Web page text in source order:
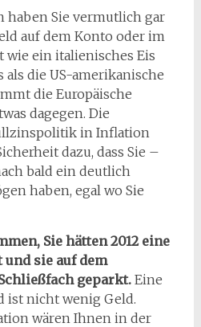
Sie vermutlich gar
auf dem Konto oder im
wie ein italienisches Eis
als die US-amerikanische
die Europäische
dagegen. Die
in Inflation
dazu, dass Sie –
bald ein deutlich
haben, egal wo Sie
Sie hätten 2012 eine
sie auf dem
geparkt.Eine
ist nicht wenig Geld.
wären Ihnen in der